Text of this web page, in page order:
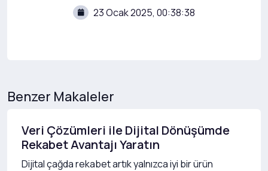
23 Ocak 2025, 00:38:38
Benzer Makaleler
Veri Çözümleri ile Dijital Dönüşümde
Rekabet Avantajı Yaratın
Dijital çağda rekabet artık yalnızca iyi bir ürün